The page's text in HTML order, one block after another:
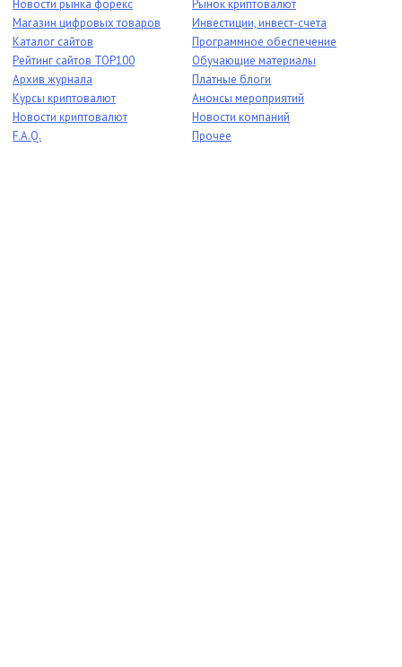
Новости рынка форекс
Магазин цифровых товаров
Каталог сайтов
Рейтинг сайтов TOP100
Архив журнала
Курсы криптовалют
Новости криптовалют
F.A.Q.
Рынок криптовалют
Инвестиции, инвест-счета
Программное обеспечение
Обучающие материалы
Платные блоги
Анонсы мероприятий
Новости компаний
Прочее